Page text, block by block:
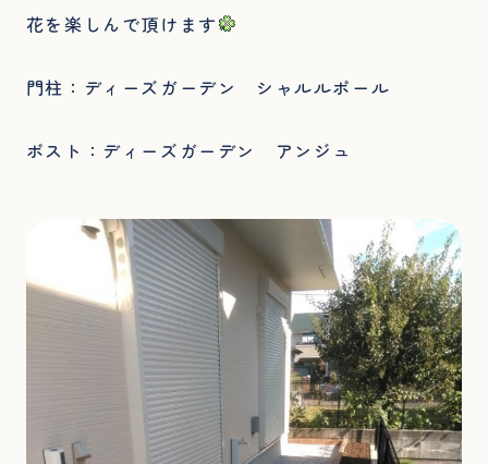
花を楽しんで頂けます
門柱：ディーズガーデン シャルルポール
ポスト：ディーズガーデン アンジュ